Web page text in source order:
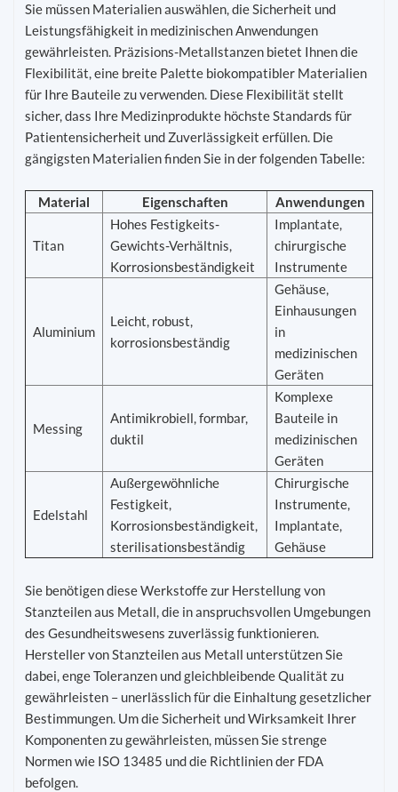
Sie müssen Materialien auswählen, die Sicherheit und
Leistungsfähigkeit in medizinischen Anwendungen
gewährleisten. Präzisions-Metallstanzen bietet Ihnen die
Flexibilität, eine breite Palette biokompatibler Materialien
für Ihre Bauteile zu verwenden. Diese Flexibilität stellt
sicher, dass Ihre Medizinprodukte höchste Standards für
Patientensicherheit und Zuverlässigkeit erfüllen. Die
gängigsten Materialien finden Sie in der folgenden Tabelle:
Material Eigenschaften Anwendungen
Titan
Hohes Festigkeits-
Gewichts-Verhältnis,
Korrosionsbeständigkeit
Implantate,
chirurgische
Instrumente
Aluminium
Leicht, robust,
korrosionsbeständig
Gehäuse,
Einhausungen
in
medizinischen
Geräten
Messing
Antimikrobiell, formbar,
duktil
Komplexe
Bauteile in
medizinischen
Geräten
Edelstahl
Außergewöhnliche
Festigkeit,
Korrosionsbeständigkeit,
sterilisationsbeständig
Chirurgische
Instrumente,
Implantate,
Gehäuse
Sie benötigen diese Werkstoffe zur Herstellung von
Stanzteilen aus Metall, die in anspruchsvollen Umgebungen
des Gesundheitswesens zuverlässig funktionieren.
Hersteller von Stanzteilen aus Metall unterstützen Sie
dabei, enge Toleranzen und gleichbleibende Qualität zu
gewährleisten – unerlässlich für die Einhaltung gesetzlicher
Bestimmungen. Um die Sicherheit und Wirksamkeit Ihrer
Komponenten zu gewährleisten, müssen Sie strenge
Normen wie ISO 13485 und die Richtlinien der FDA
befolgen.